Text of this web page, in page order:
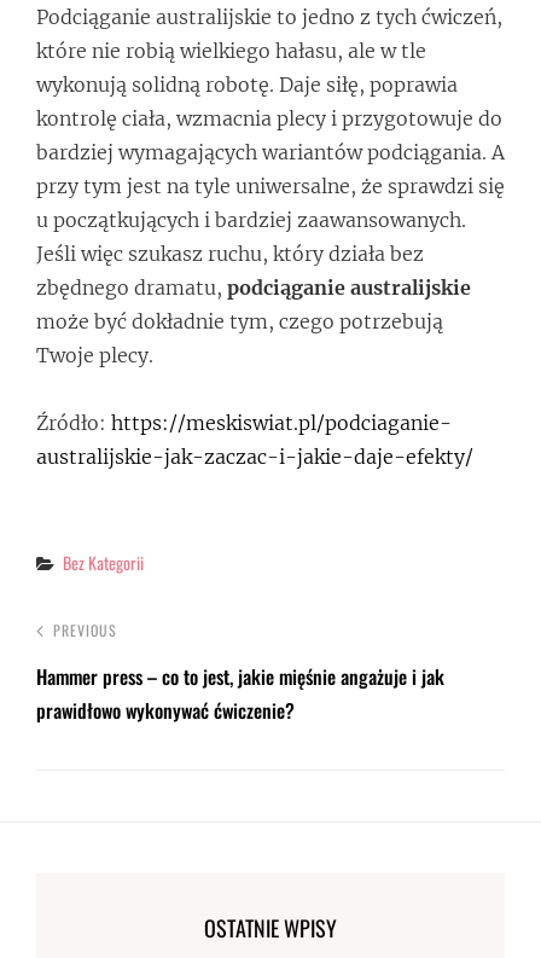
Podciąganie australijskie to jedno z tych ćwiczeń,
które nie robią wielkiego hałasu, ale w tle
wykonują solidną robotę. Daje siłę, poprawia
kontrolę ciała, wzmacnia plecy i przygotowuje do
bardziej wymagających wariantów podciągania. A
przy tym jest na tyle uniwersalne, że sprawdzi się
u początkujących i bardziej zaawansowanych.
Jeśli więc szukasz ruchu, który działa bez
zbędnego dramatu, podciąganie australijskie
może być dokładnie tym, czego potrzebują
Twoje plecy.
Źródło: https://meskiswiat.pl/podciaganie-
australijskie-jak-zaczac-i-jakie-daje-efekty/
Categories
Bez Kategorii
PREVIOUS
Hammer press – co to jest, jakie mięśnie angażuje i jak
prawidłowo wykonywać ćwiczenie?
OSTATNIE WPISY